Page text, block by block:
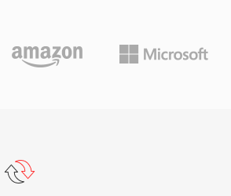
างๆ เช่น adaptive quantization, quarter-pixel
global และ local motion estimation และ
รณ์สื่อจำนวนมากที่รองรับการเล่น DivX เนื่องจาก
ณใช้มาตรฐาน MPEG-4 ASP เดียวกัน ความ